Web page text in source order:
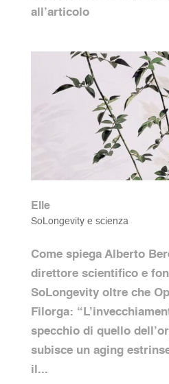
all’articolo
Elle
SoLongevity e scienza
Come spiega Alberto
direttore scientifico e
SoLongevity oltre che
Filorga:
specchio di quello
subisce un aging
il...